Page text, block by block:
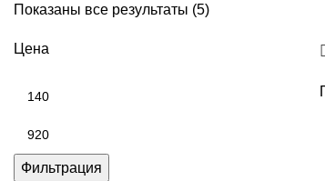
Показаны все результаты (5)
Цена
Фильтрация